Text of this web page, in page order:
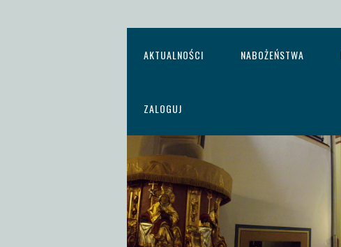
AKTUALNOŚCI NABOŻEŃSTWA
ZALOGUJ